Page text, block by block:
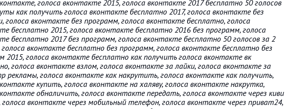
голоса вконтакте 2015, голоса вконтакте 2017 бесплатно 50 голосов
как получить голоса вконтакте бесплатно 2017, голоса вконтакте без
голоса вконтакте без программ, голоса вконтакте бесплатно, голоса
бесплатно 2015, голоса вконтакте бесплатно 2016 без программ, голоса
бесплатно 2017 без программ, голоса вконтакте бесплатно 50 голосов за 2
вконтакте бесплатно без программ, голоса вконтакте бесплатно без
2015, голоса вконтакте бесплатно как получить голоса вконтакте вк
голоса вконтакте взлом, голоса вконтакте за лайки, голоса вконтакте за
рекламы, голоса вконтакте как накрутить, голоса вконтакте как получить,
купить, голоса вконтакте на халяву, голоса вконтакте накрутка,
обналичить, голоса вконтакте передать, голоса вконтакте через киви
голоса вконтакте через мобильный телефон, голоса вконтакте через приват24,